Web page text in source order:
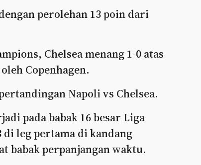
perolehan 13 poin dari
Chelsea menang 1-0 atas
Copenhagen.
Napoli vs Chelsea.
pada babak 16 besar Liga
di leg pertama di kandang
babak perpanjangan waktu.